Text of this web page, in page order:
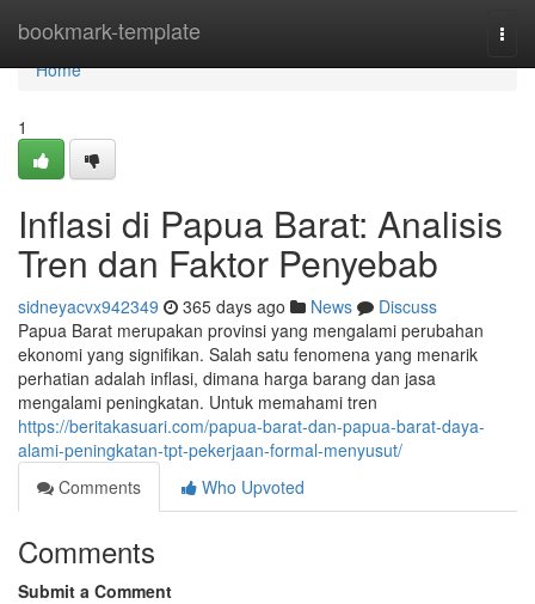
bookmark-template
Home
Home
1
Inflasi di Papua Barat: Analisis
Tren dan Faktor Penyebab
sidneyacvx942349 365 days ago News
Discuss
Papua Barat merupakan provinsi yang mengalami perubahan
ekonomi yang signifikan. Salah satu fenomena yang menarik
perhatian adalah inflasi, dimana harga barang dan jasa
mengalami peningkatan. Untuk memahami tren
https://beritakasuari.com/papua-barat-dan-papua-barat-daya-
alami-peningkatan-tpt-pekerjaan-formal-menyusut/
Comments
Who Upvoted
Comments
Submit a Comment